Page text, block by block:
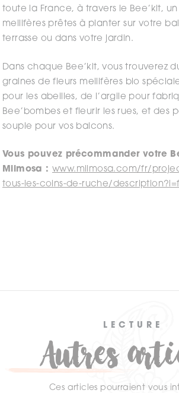
toute la France, à travers le Bee’kit,
mellifères prêtes à planter sur votre
terrasse ou dans votre jardin.
Dans chaque Bee’kit, vous trouverez
graines de fleurs mellifères bio
pour les abeilles, de l’argile pour
Bee’bombes et fleurir les rues, et des
souple pour vos balcons.
Vous pouvez précommander votre
Miimosa :www.miimosa.com/fr/
tous-les-coins-de-ruche/
LECTURE
Autres
Ces articles pourraient vous